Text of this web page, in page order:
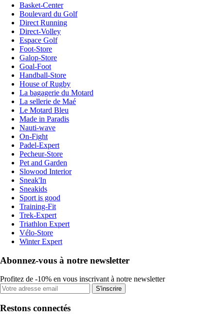
Basket-Center
Boulevard du Golf
Direct Running
Direct-Volley
Espace Golf
Foot-Store
Galop-Store
Goal-Foot
Handball-Store
House of Rugby
La bagagerie du Motard
La sellerie de Maé
Le Motard Bleu
Made in Paradis
Nauti-wave
On-Fight
Padel-Expert
Pecheur-Store
Pet and Garden
Slowood Interior
Sneak'In
Sneakids
Sport is good
Training-Fit
Trek-Expert
Triathlon Expert
Vélo-Store
Winter Expert
Abonnez-vous à notre newsletter
Profitez de -10% en vous inscrivant à notre newsletter
S'inscrire
Restons connectés